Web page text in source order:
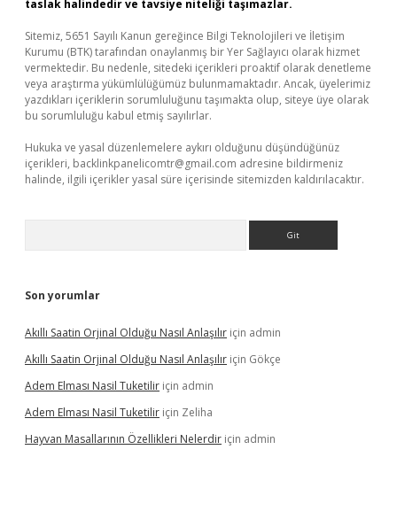
taslak halindedir ve tavsiye niteliği taşımazlar.
Sitemiz, 5651 Sayılı Kanun gereğince Bilgi Teknolojileri ve İletişim
Kurumu (BTK) tarafından onaylanmış bir Yer Sağlayıcı olarak hizmet
vermektedir. Bu nedenle, sitedeki içerikleri proaktif olarak denetleme
veya araştırma yükümlülüğümüz bulunmamaktadır. Ancak, üyelerimiz
yazdıkları içeriklerin sorumluluğunu taşımakta olup, siteye üye olarak
bu sorumluluğu kabul etmiş sayılırlar.
Hukuka ve yasal düzenlemelere aykırı olduğunu düşündüğünüz
içerikleri, backlinkpanelicomtr@gmail.com adresine bildirmeniz
halinde, ilgili içerikler yasal süre içerisinde sitemizden kaldırılacaktır.
Son yorumlar
Akıllı Saatin Orjinal Olduğu Nasıl Anlaşılır için admin
Akıllı Saatin Orjinal Olduğu Nasıl Anlaşılır için Gökçe
Adem Elması Nasil Tuketilir için admin
Adem Elması Nasil Tuketilir için Zeliha
Hayvan Masallarının Özellikleri Nelerdir için admin